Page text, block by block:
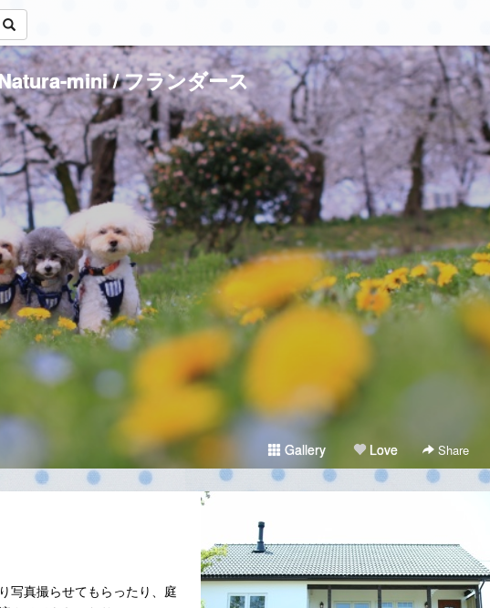
mini / フランダース
Gallery Love Share
写真撮らせてもらったり、庭